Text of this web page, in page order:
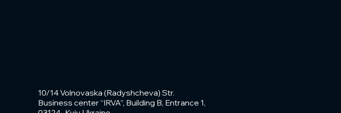
10/14 Volnovaska (Radyshcheva) Str.
Business center “IRVA”, Building B, Entrance 1,